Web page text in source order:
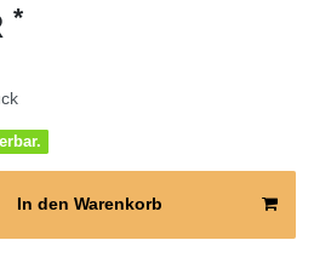
*
In den Warenkorb